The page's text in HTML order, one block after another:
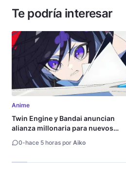
Te podría interesar
Anime
Twin Engine y Bandai anuncian
alianza millonaria para nuevos
0-hace 5 horas por Aiko